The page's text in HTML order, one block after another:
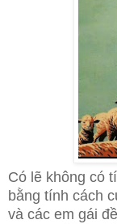
Có lẽ không có
bằng tính cách
và các em gái